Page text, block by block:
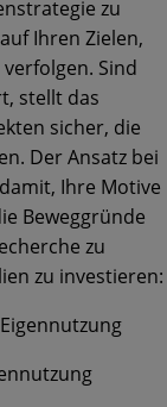
zu
Ihren Zielen,
Sind
stellt das
sicher, die
Der Ansatz bei
Ihre Motive
Beweggründe
zu
zu investieren: